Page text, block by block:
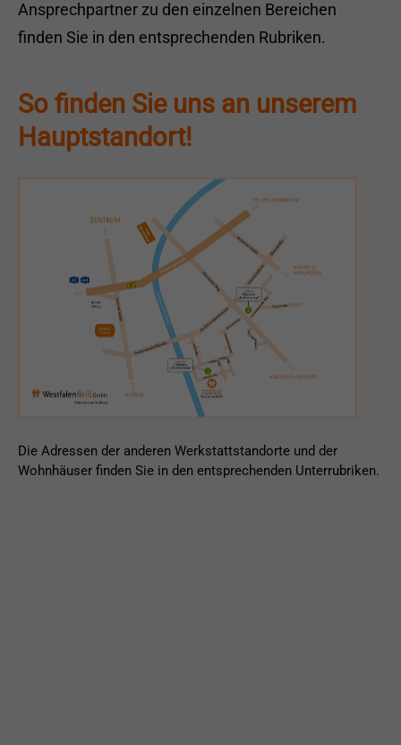
Ansprechpartner zu den einzelnen Bereichen
finden Sie in den entsprechenden Rubriken.
So finden Sie uns an unserem
Hauptstandort!
Die Adressen der anderen Werkstattstandorte und der
Wohnhäuser finden Sie in den entsprechenden Unterrubriken.